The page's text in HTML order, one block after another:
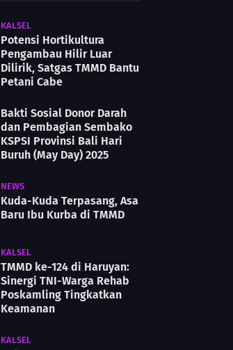
KALSEL
Potensi Hortikultura
Pengambau Hilir Luar
Dilirik, Satgas TMMD Bantu
Petani Cabe
Bakti Sosial Donor Darah
dan Pembagian Sembako
KSPSI Provinsi Bali Hari
Buruh (May Day) 2025
NEWS
Kuda-Kuda Terpasang, Asa
Baru Ibu Kurba di TMMD
KALSEL
TMMD ke-124 di Haruyan:
Sinergi TNI-Warga Rehab
Poskamling Tingkatkan
Keamanan
KALSEL